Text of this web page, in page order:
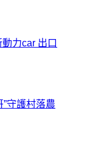
力car 出口
守護村落農